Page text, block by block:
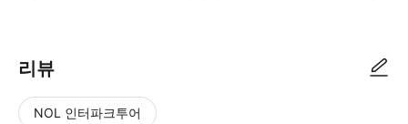
리뷰
NOL 인터파크투어